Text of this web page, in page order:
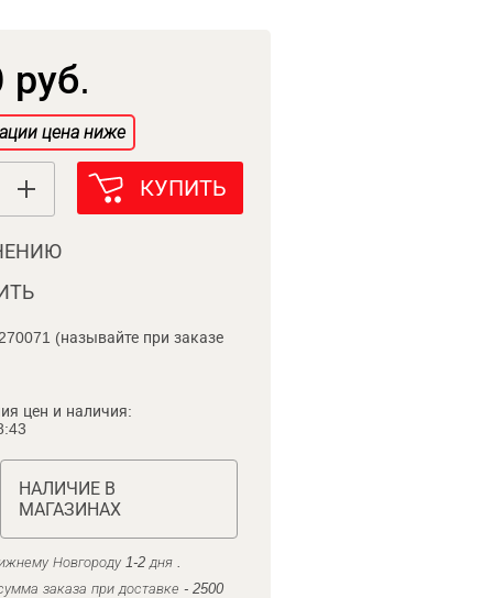
руб.
цена ниже
КУПИТЬ
(называйте при заказе
цен и наличия:
НАЛИЧИЕ В
МАГАЗИНАХ
Новгороду 1-2 дня .
заказа при доставке - 2500